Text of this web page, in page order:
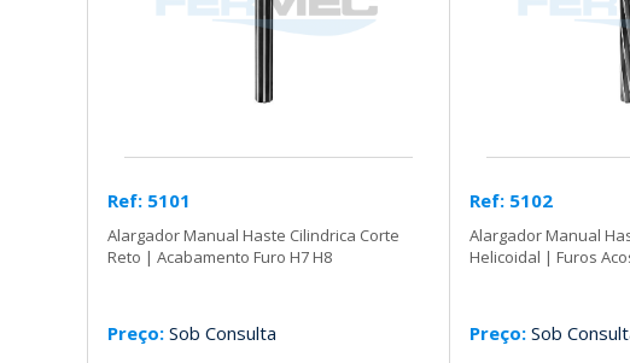
Ref: 5101
Alargador Manual Haste Cilindrica Corte
Reto | Acabamento Furo H7 H8
Preço: Sob Consulta
Ref: 5102
Alargador Manual
Helicoidal | Furos
Preço: Sob